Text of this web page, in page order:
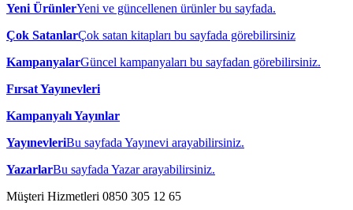
Yeni ÜrünlerYeni ve güncellenen ürünler bu sayfada.
Çok SatanlarÇok satan kitapları bu sayfada görebilirsiniz
KampanyalarGüncel kampanyaları bu sayfadan görebilirsiniz.
Fırsat Yayınevleri
Kampanyalı Yayınlar
YayınevleriBu sayfada Yayınevi arayabilirsiniz.
YazarlarBu sayfada Yazar arayabilirsiniz.
Müşteri Hizmetleri 0850 305 12 65